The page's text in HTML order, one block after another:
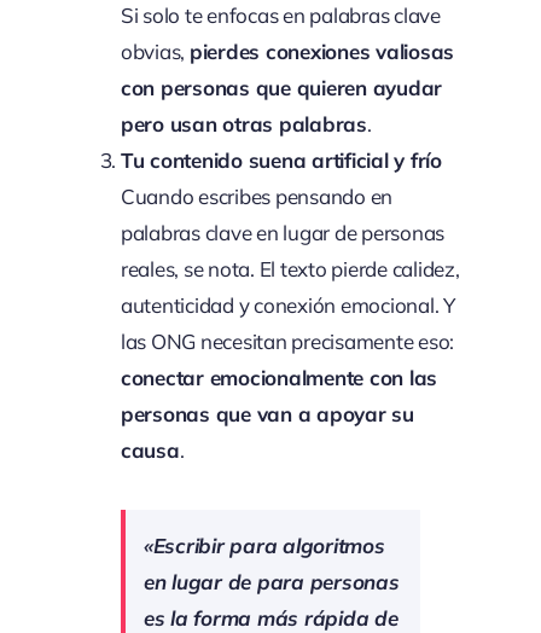
Si solo te enfocas en palabras clave
obvias, pierdes conexiones valiosas
con personas que quieren ayudar
pero usan otras palabras.
Tu contenido suena artificial y frío
Cuando escribes pensando en
palabras clave en lugar de personas
reales, se nota. El texto pierde calidez,
autenticidad y conexión emocional. Y
las ONG necesitan precisamente eso:
conectar emocionalmente con las
personas que van a apoyar su
causa.
«Escribir para algoritmos
en lugar de para personas
es la forma más rápida de